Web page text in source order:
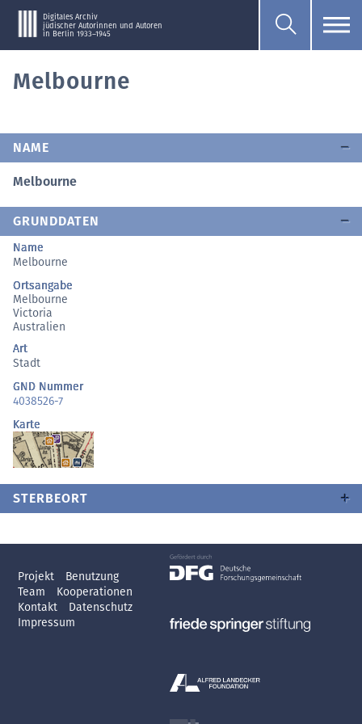
Digitales Archiv
jüdischer Autorinnen und Autoren
in Berlin 1933–1945
Melbourne
NAME
Melbourne
GRUNDDATEN
Name
Melbourne
Ortsangabe
Melbourne
Victoria
Australien
Art
Stadt
GND Nummer
4038526-7
Karte
STERBEORT
Projekt
Benutzung
Team
Kooperationen
Kontakt
Datenschutz
Impressum